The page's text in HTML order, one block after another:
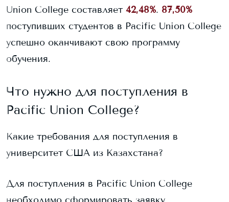
Union College составляет 42,48%. 87,50%
поступивших студентов в Pacific Union College
успешно оканчивают свою программу
обучения.
Что нужно для поступления в
Pacific Union College?
Какие требования для поступления в
университет США из Казахстана?
Для поступления в Pacific Union College